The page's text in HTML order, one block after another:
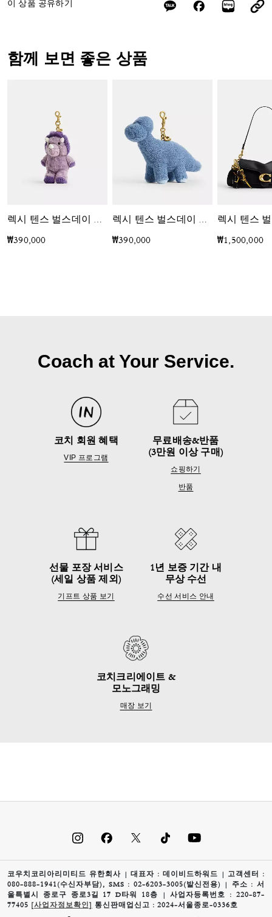
이 상품 공유하기
함께 보면 좋은 상품
렉시 텐스 벌스데이 트릭시 다이노소어 백 참 인 쉬어링
₩390,000
렉시 텐스 벌스데이 버디 다이노소어 백 참 인 쉬어링
₩390,000 ₩1,500,000
Coach at Your Service.
코치 회원 혜택
VIP 프로그램
무료배송&반품
(3만원 이상 구매)
쇼핑하기
반품
선물 포장 서비스
(세일 상품 제외)
기프트 상품 보기
1년 보증 기간 내
무상 수선
수선 서비스 안내
코치크리에이트 &
모노그래밍
매장 보기
코우치코리아리미티드 유한회사 | 대표자 : 데이비드하워드 | 고객센터 :
080-888-1941(수신자부담), SMS : 02-6203-3005(발신전용) | 주소 : 서
울특별시 종로구 종로3길 17 D타워 18층 | 사업자등록번호 : 220-87-
77405
[사업자정보확인] 통신판매업신고 : 2024-서울종로-0336호